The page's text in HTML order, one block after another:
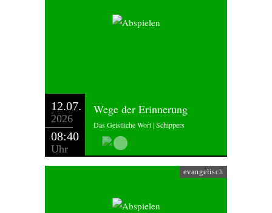
12.07.
2026
08:40
Uhr
Wege der Erinnerung
Das Geistliche Wort | Schippers
evangelisch